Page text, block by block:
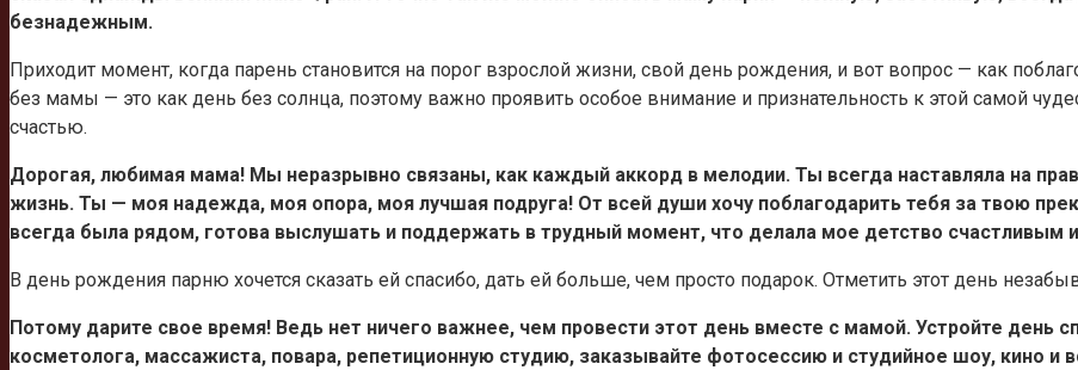
безнадежным.
Приходит момент, когда парень становится на порог взрослой жизни, свой день рождения, и вот вопрос — как
без мамы — это как день без солнца, поэтому важно проявить особое внимание и признательность к этой самой
счастью.
Дорогая, любимая мама! Мы неразрывно связаны, как каждый аккорд в мелодии. Ты всегда наставляла на
жизнь. Ты — моя надежда, моя опора, моя лучшая подруга! От всей души хочу поблагодарить тебя за твою
всегда была рядом, готова выслушать и поддержать в трудный момент, что делала мое детство
В день рождения парню хочется сказать ей спасибо, дать ей больше, чем просто подарок. Отметить этот день
Потому дарите свое время! Ведь нет ничего важнее, чем провести этот день вместе с мамой. Устройте день
косметолога, массажиста, повара, репетиционную студию, заказывайте фотосессию и студийное шоу, кино и